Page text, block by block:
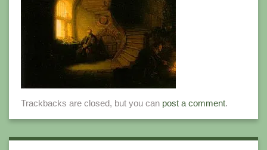
Trackbacks are closed, but you can post a comment.